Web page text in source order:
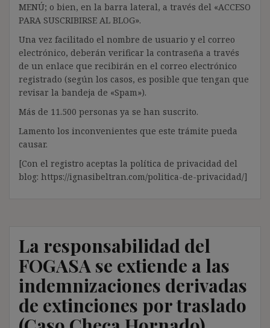
MENÚ; o bien, en la barra lateral, a través del «ACCESO
PARA SUSCRIBIRSE AL BLOG».
Una vez facilitado el nombre de usuario y el correo
electrónico, deberán verificar la contraseña a través
de un enlace que recibirán en el correo electrónico
registrado (según los casos, es posible que tengan que
revisar la bandeja de «Spam»).
Más de 11.500 personas ya se han suscrito.
Lamento los inconvenientes que este trámite pueda
causar.
[Con el registro aceptas la política de privacidad del
blog: https://ignasibeltran.com/politica-de-privacidad/]
La responsabilidad del
FOGASA se extiende a las
indemnizaciones derivadas
de extinciones por traslado